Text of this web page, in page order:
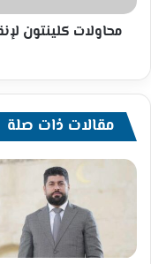
نتائج
عكسية
محاولات كلينتون
مقالات ذات صلة